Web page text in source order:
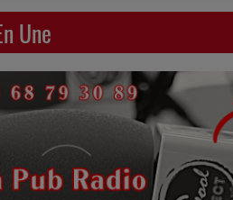
Une